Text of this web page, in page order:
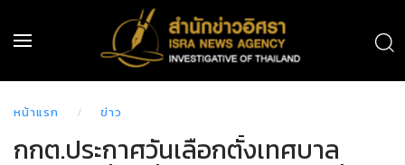
หน้าแรก ข่าว
กกต.ประกาศวันเลือกตั้งเทศบาล